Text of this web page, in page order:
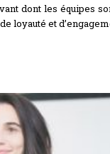
dont les équipes
loyauté et